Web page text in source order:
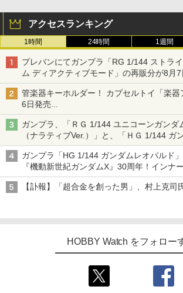
アクセスランキング
1時間 24時間 1週間
プレバンにてガンプラ「RG 1/144 ストラ
ム ディアクティブモード」の再販分が8月
始！
管楽器キーホルダー！ カプセルトイ「楽器
6日発売
チューバ、テナサクなど5種各3色
ガンプラ、「ＲＧ 1/144 ユニコーンガンダ
（ナラティブVer.）」と、「ＨＧ 1/144 ガ
ースト」再販
ガンプラ「HG 1/144 ガンダムレオパルド
『機動新世紀ガンダムX』30周年！インナ
変形機構まで再現し最新フォーマットでキ
【訃報】「超合金を創った男」、村上克司
HOBBY Watch をフォロー